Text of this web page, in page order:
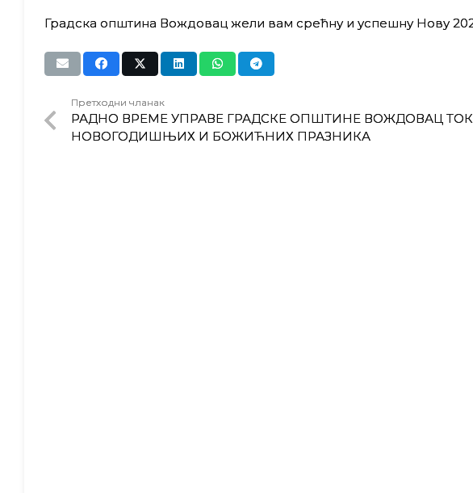
Градска општина Вождовац жели вам срећну и успешну Нову
Претходни чланак
РАДНО ВРЕМЕ УПРАВЕ ГРАДСКЕ ОПШТИНЕ ВОЖДОВАЦ
НОВОГОДИШЊИХ И БОЖИЋНИХ ПРАЗНИКА